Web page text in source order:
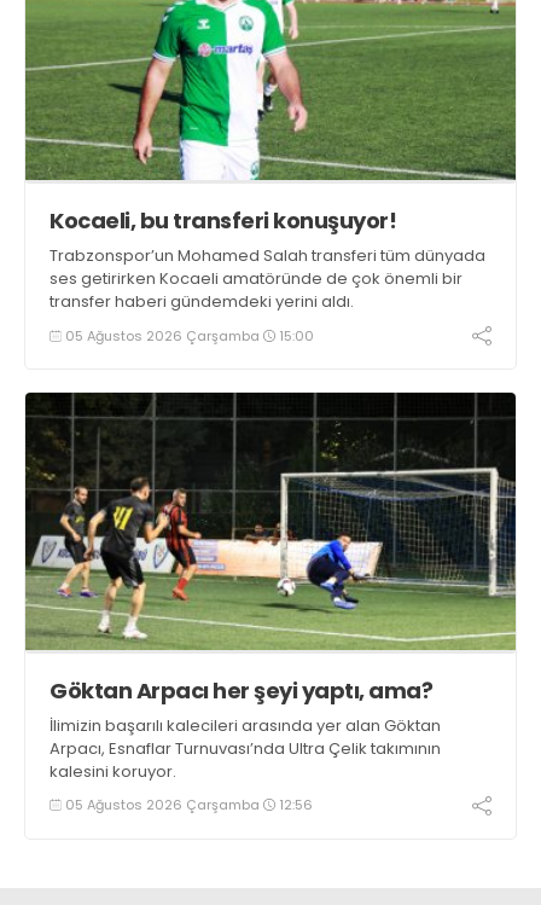
Kocaeli, bu transferi konuşuyor!
Trabzonspor’un Mohamed Salah transferi tüm dünyada
ses getirirken Kocaeli amatöründe de çok önemli bir
transfer haberi gündemdeki yerini aldı.
05 Ağustos 2026 Çarşamba 15:00
Göktan Arpacı her şeyi yaptı, ama?
İlimizin başarılı kalecileri arasında yer alan Göktan
Arpacı, Esnaflar Turnuvası’nda Ultra Çelik takımının
kalesini koruyor.
05 Ağustos 2026 Çarşamba 12:56